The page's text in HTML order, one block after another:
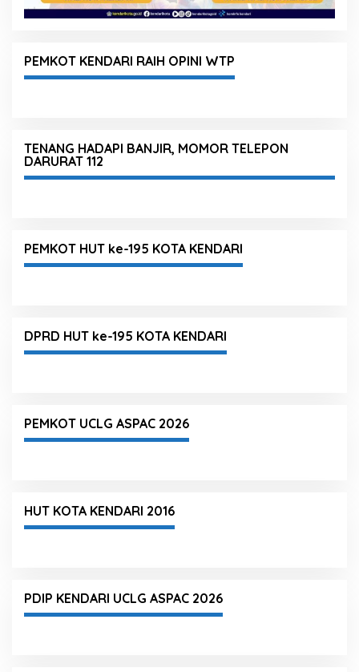
PEMKOT KENDARI RAIH OPINI WTP
TENANG HADAPI BANJIR, MOMOR TELEPON
DARURAT 112
PEMKOT HUT ke-195 KOTA KENDARI
DPRD HUT ke-195 KOTA KENDARI
PEMKOT UCLG ASPAC 2026
HUT KOTA KENDARI 2016
PDIP KENDARI UCLG ASPAC 2026